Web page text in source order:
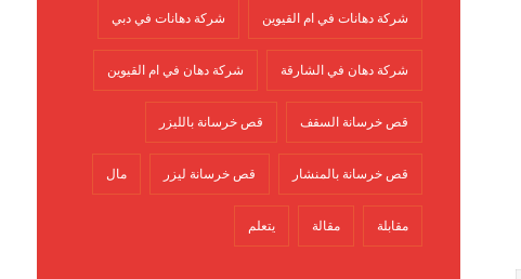
شركة دهانات في ام القيوين شركة دهانات في دبي
شركة دهان في الشارقة شركة دهان في ام القيوين
قص خرسانة السقف قص خرسانة بالليزر
قص خرسانة بالمنشار قص خرسانة ليزر مال
مقابلة مقالة يتعلم